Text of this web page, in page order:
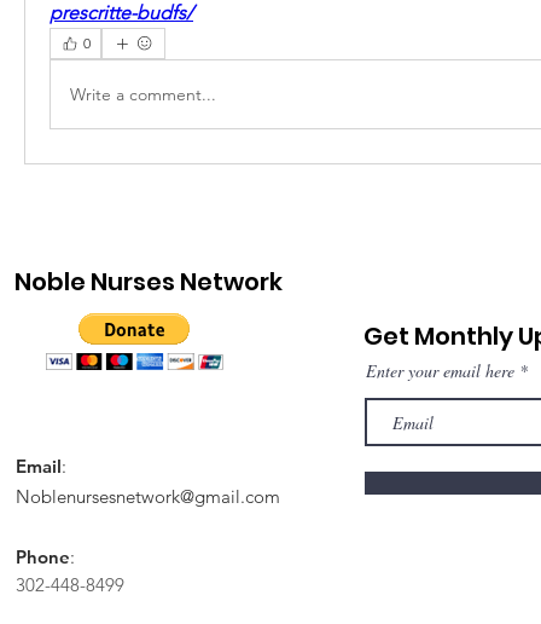
prescritte-budfs/
0
Write a comment...
Noble Nurses Network
Email:
Noblenursesnetwork@gmail.com
Phone:
302-448-8499
Get Monthly
Enter your email here